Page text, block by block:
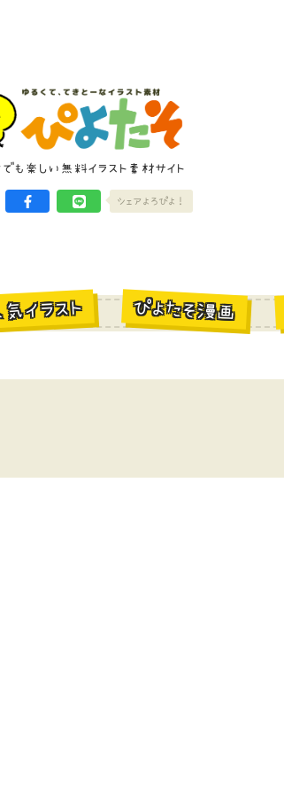
も楽しい無料イラスト素材サイト
シェアよろぴよ！
イラスト ぴよたそ漫画